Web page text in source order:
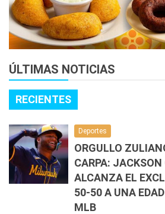
ÚLTIMAS NOTICIAS
RECIENTES
Deportes
ORGULLO
CARPA: JACKSON
ALCANZA EL
50-50 A UNA
MLB